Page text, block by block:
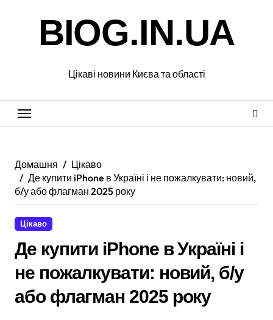
BIOG.IN.UA
Цікаві новини Києва та області
Домашня
Цікаво
Де купити iPhone в Україні і не пожалкувати: новий,
б/у або флагман 2025 року
Цікаво
Де купити iPhone в Україні і
не пожалкувати: новий, б/у
або флагман 2025 року